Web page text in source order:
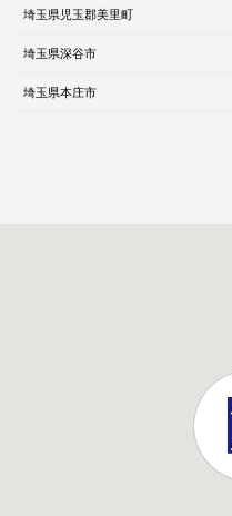
埼玉県児玉郡美里町
埼玉県深谷市
埼玉県本庄市